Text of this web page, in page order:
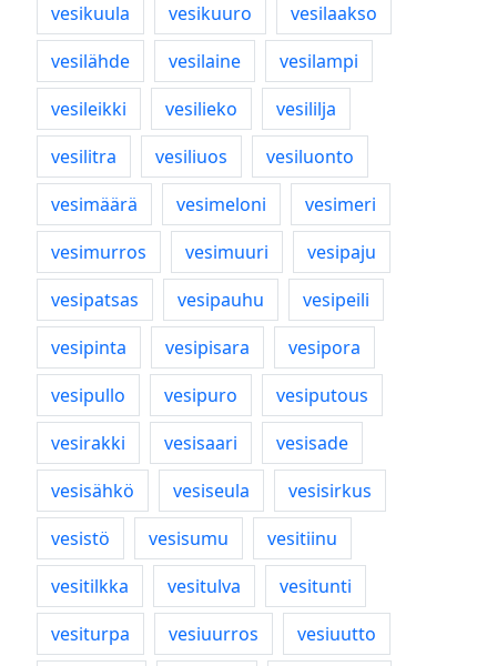
vesikuula
vesikuuro
vesilaakso
vesilähde
vesilaine
vesilampi
vesileikki
vesilieko
vesililja
vesilitra
vesiliuos
vesiluonto
vesimäärä
vesimeloni
vesimeri
vesimurros
vesimuuri
vesipaju
vesipatsas
vesipauhu
vesipeili
vesipinta
vesipisara
vesipora
vesipullo
vesipuro
vesiputous
vesirakki
vesisaari
vesisade
vesisähkö
vesiseula
vesisirkus
vesistö
vesisumu
vesitiinu
vesitilkka
vesitulva
vesitunti
vesiturpa
vesiuurros
vesiuutto